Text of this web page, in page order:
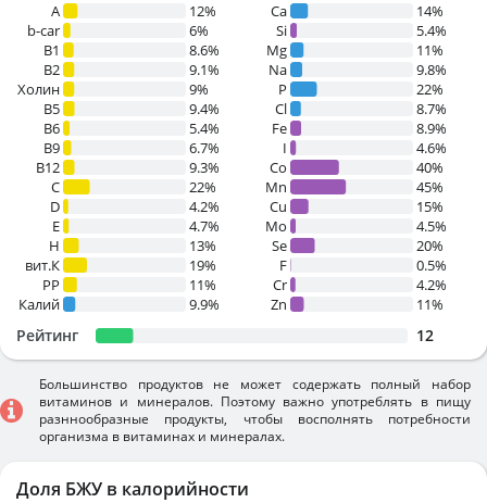
A
12%
b-car
6%
В1
8.6%
B2
9.1%
Холин
9%
B5
9.4%
B6
5.4%
B9
6.7%
B12
9.3%
C
22%
D
4.2%
E
4.7%
H
13%
вит.К
19%
PP
11%
Калий
9.9%
Ca
14%
Si
5.4%
Mg
11%
Na
9.8%
P
22%
Cl
8.7%
Fe
8.9%
I
4.6%
Co
40%
Mn
45%
Cu
15%
Mo
4.5%
Se
20%
F
0.5%
Cr
4.2%
Zn
11%
Рейтинг 12
Большинство продуктов не может содержать полный набор
витаминов и минералов. Поэтому важно употреблять в пищу
разннообразные продукты, чтобы восполнять потребности
организма в витаминах и минералах.
Доля БЖУ в калорийности